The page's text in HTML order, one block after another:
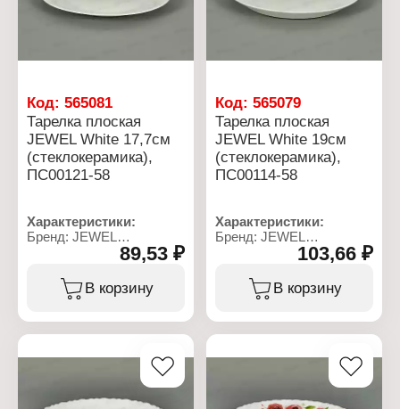
микроволновой печи: Да
Код: 565081
Тарелка плоская
JEWEL White 17,7см
(стеклокерамика),
ПС00121-58
Характеристики:
Бренд: JEWEL
Артикул: ПС00121-58
Тип товара: Тарелка
Модель: "White"
Вид: плоская
стеклокерамика
посудомоечной машине:
89,53 ₽
В корзину
Код:565079
Тарелка плоская
JEWEL White 19см
(стеклокерамика),
ПС00114-58
Характеристики:
Бренд: JEWEL
Артикул: ПС00114-58
Тип товара: Тарелка
Модель: "White"
Вид: плоская
стеклокерамика
посудомоечной машине:
103,66 ₽
В корзину